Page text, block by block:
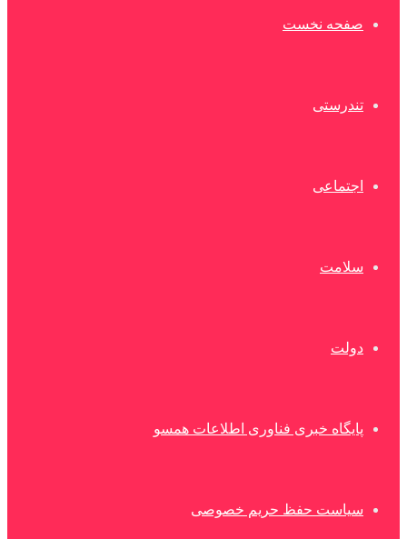
صفحه نخست
تندرستی
اجتماعی
سلامت
دولت
پایگاه خبری فناوری اطلاعات همسو
سیاست حفظ حریم خصوصی